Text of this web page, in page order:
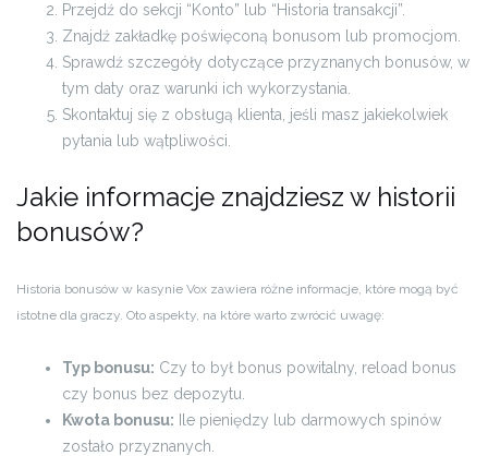
Przejdź do sekcji “Konto” lub “Historia transakcji”.
Znajdź zakładkę poświęconą bonusom lub promocjom.
Sprawdź szczegóły dotyczące przyznanych bonusów, w
tym daty oraz warunki ich wykorzystania.
Skontaktuj się z obsługą klienta, jeśli masz jakiekolwiek
pytania lub wątpliwości.
Jakie informacje znajdziesz w historii
bonusów?
Historia bonusów w kasynie Vox zawiera różne informacje, które mogą być
istotne dla graczy. Oto aspekty, na które warto zwrócić uwagę:
Typ bonusu: Czy to był bonus powitalny, reload bonus
czy bonus bez depozytu.
Kwota bonusu: Ile pieniędzy lub darmowych spinów
zostało przyznanych.